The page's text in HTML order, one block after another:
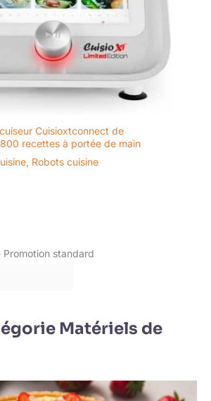
Cuisioxtconnect de
recettes à portée de main
, Robots cuisine
Matériels de